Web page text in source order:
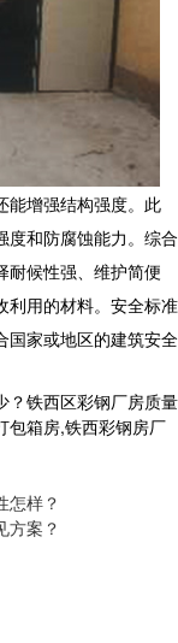
能增强结构强度。此
度和防腐蚀能力。综合
耐候性强、维护简便
利用的材料。安全标准
国家或地区的建筑安全
？铁西区彩钢厂房质量
包箱房,铁西彩钢房厂
怎样？
方案？